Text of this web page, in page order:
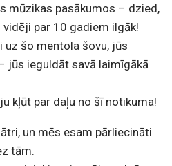
mūzikas pasākumos – dzied,
par 10 gadiem ilgāk!
šo mentola šovu, jūs
jūs ieguldāt savā laimīgākā
kļūt par daļu no šī notikuma!
un mēs esam pārliecināti
tām.